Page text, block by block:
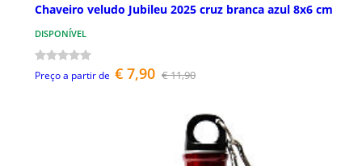
Chaveiro veludo Jubileu 2025 cruz branca azul 8x6 cm
DISPONÍVEL
Preço a partir de € 7,90 € 11,90